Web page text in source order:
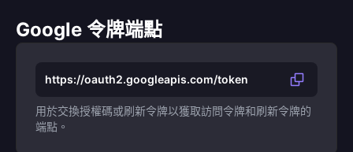
Google 令牌端點
https://oauth2.googleapis.com/token
用於交換授權碼或刷新令牌以獲取訪問令牌和刷新令牌的
端點。